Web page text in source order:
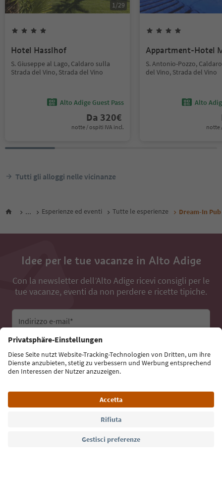
1/29
Hotel Hasslhof
S. Giuseppe al Lago, Caldaro sulla
Strada del Vino, Strada del Vino
Alto Adige Guest Pass
Da 320€
notte / ospiti IVA incl.
Appartment-Hotel
S. Antonio-Pozzo,
del Vino, Strada del Vino
Alto
notte
Tutti gli alloggi nelle vicinanze
... Esperienze ed eventi Tutte le esperienze Dream-In
Idee per le tue vacanze in Alto Adige
Con la newsletter dell’Alto Adige ricevi consigli per le
tue vacanze, eventi da non perdere e ricette tipiche.
Indirizzo e-mail*
Iscriviti alla newsletter